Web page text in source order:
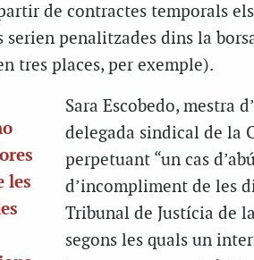
de contractes temporals
serien penalitzades dins la
tres places, per exemple).
les
Sara Escobedo, mestra
delegada sindical de la
perpetuant “un cas
d’incompliment de les
Tribunal de Justícia de
segons les quals un